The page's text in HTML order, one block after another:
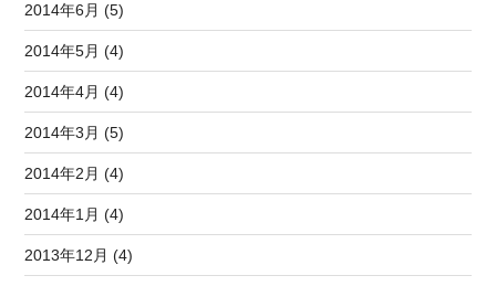
2014年6月 (5)
2014年5月 (4)
2014年4月 (4)
2014年3月 (5)
2014年2月 (4)
2014年1月 (4)
2013年12月 (4)